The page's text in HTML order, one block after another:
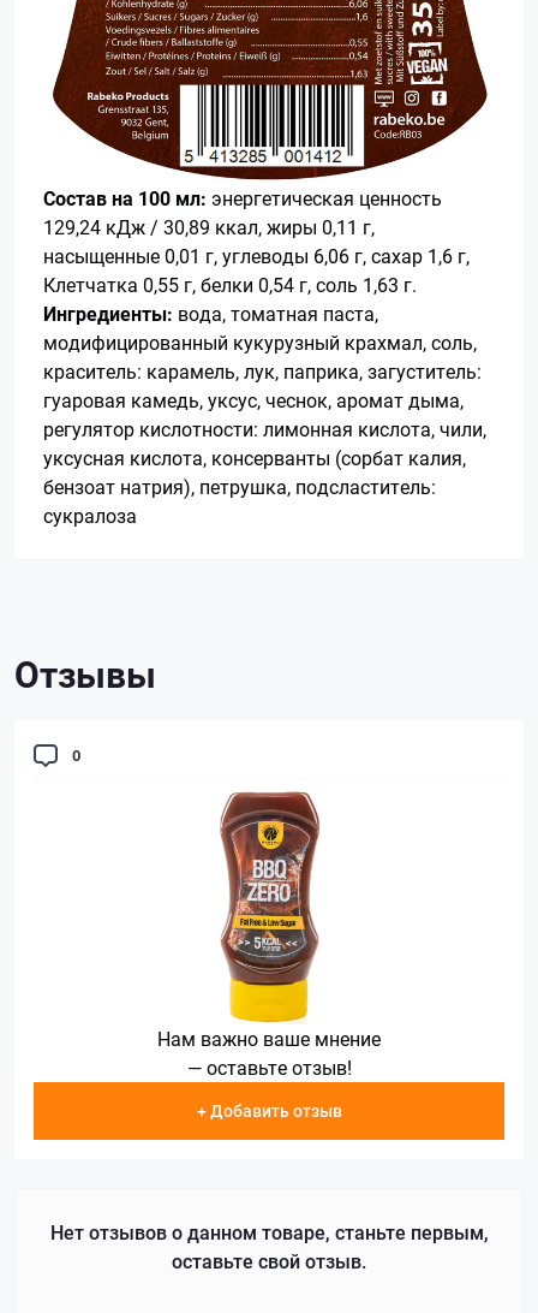
Состав на 100 мл: энергетическая ценность
129,24 кДж / 30,89 ккал, жиры 0,11 г,
насыщенные 0,01 г, углеводы 6,06 г, сахар 1,6 г,
Клетчатка 0,55 г, белки 0,54 г, соль 1,63 г.
Ингредиенты: вода, томатная паста,
модифицированный кукурузный крахмал, соль,
краситель: карамель, лук, паприка, загуститель:
гуаровая камедь, уксус, чеснок, аромат дыма,
регулятор кислотности: лимонная кислота, чили,
уксусная кислота, консерванты (сорбат калия,
бензоат натрия), петрушка, подсластитель:
сукралоза
Отзывы
0
Нам важно ваше мнение
— оставьте отзыв!
+ Добавить отзыв
Нет отзывов о данном товаре, станьте первым,
оставьте свой отзыв.